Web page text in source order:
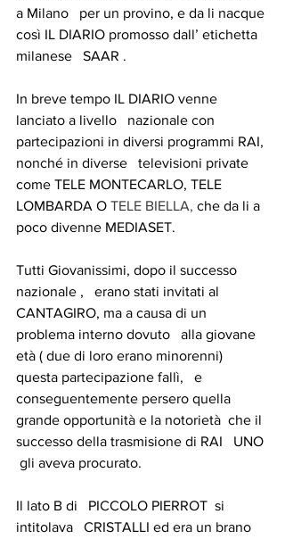
a Milano   per un provino, e da li nacque
così IL DIARIO promosso dall’ etichetta
milanese   SAAR .
In breve tempo IL DIARIO venne
lanciato a livello   nazionale con
partecipazioni in diversi programmi RAI,
nonché in diverse   televisioni private
come TELE MONTECARLO, TELE
LOMBARDA O TELE BIELLA, che da li a
poco divenne MEDIASET.
Tutti Giovanissimi, dopo il successo
nazionale ,   erano stati invitati al
CANTAGIRO, ma a causa di un
problema interno dovuto   alla giovane
età ( due di loro erano minorenni)
questa partecipazione fallì,   e
conseguentemente persero quella
grande opportunità e la notorietà  che il
successo della trasmisione di RAI   UNO
gli aveva procurato.
Il lato B di   PICCOLO PIERROT  si
intitolava   CRISTALLI ed era un brano